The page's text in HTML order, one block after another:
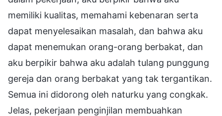
memiliki kualitas, memahami kebenaran serta
dapat menyelesaikan masalah, dan bahwa aku
dapat menemukan orang-orang berbakat, dan
aku berpikir bahwa aku adalah tulang punggung
gereja dan orang berbakat yang tak tergantikan.
Semua ini didorong oleh naturku yang congkak.
Jelas, pekerjaan penginjilan membuahkan